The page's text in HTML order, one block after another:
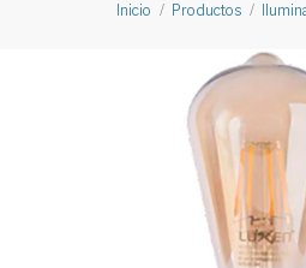
Inicio Productos